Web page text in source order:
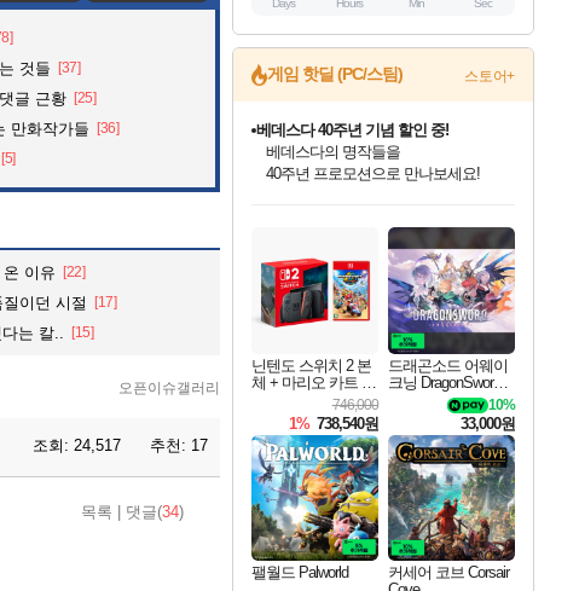
것들 [37]
글 근황 [25]
만화작가들 [36]
[5]
이유 [22]
이던 시절 [17]
는 칼.. [15]
오픈이슈갤러리
조회: 24,517 추천: 17
목록 댓글(34)
Days Hours Min Sec
게임 핫딜 (PC/스팀) 스토어+
최대 90% 할인가를 만나보세요!
네이버혜택과 함께 만나보세요!
50%할인&추가 적립까지!
이니&베니 혜택까지!
네이버 혜택가와 함께 예약하세요!
할인&네이버혜택으로 만나보세요!
네이버페이 혜택과 만나보세요!
베데스다 40주년 기념 할인 중!
베데스다의 명작들을
40주년 프로모션으로 만나보세요!
네이버 포인트 혜택까지!
할인가에 만나보세요!
일부 에디션 상시 할인!
혜택으로 예약 판매 중
편안하게 충전하세요
닌텐도 스위치 2 본
체 + 마리오 카트 월
746,000
1% 738,540원
드래곤소드 어웨이
크닝 DragonSword A
10%
33,000원
팰월드 Palworld
커세어 코브 Corsair